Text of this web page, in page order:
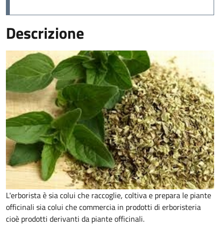
Descrizione
L'erborista è sia colui che raccoglie, coltiva e prepara le piante
officinali sia colui che commercia in prodotti di erboristeria
cioè prodotti derivanti da piante officinali.